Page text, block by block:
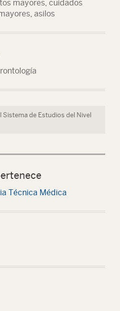
mayores, cuidados
asilos
Sistema de Estudios del Nivel
Técnica Médica